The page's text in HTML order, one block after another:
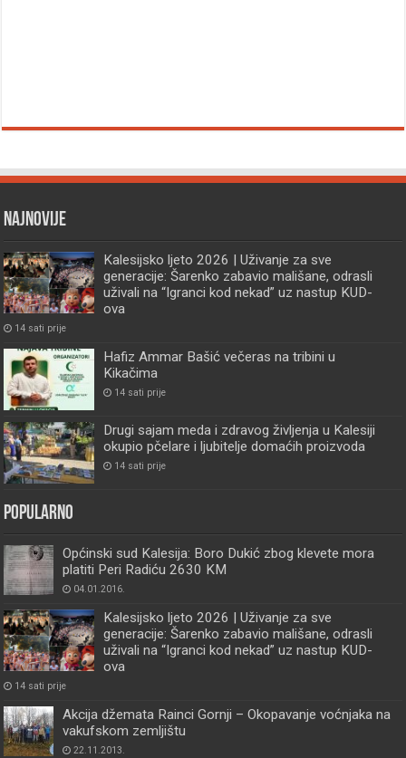
Najnovije
Kalesijsko ljeto 2026 | Uživanje za sve
generacije: Šarenko zabavio mališane, odrasli
uživali na “Igranci kod nekad” uz nastup KUD-
ova
14 sati prije
Hafiz Ammar Bašić večeras na tribini u
Kikačima
14 sati prije
Drugi sajam meda i zdravog življenja u Kalesiji
okupio pčelare i ljubitelje domaćih proizvoda
14 sati prije
Popularno
Općinski sud Kalesija: Boro Dukić zbog klevete mora
platiti Peri Radiću 2630 KM
04.01.2016.
Kalesijsko ljeto 2026 | Uživanje za sve
generacije: Šarenko zabavio mališane, odrasli
uživali na “Igranci kod nekad” uz nastup KUD-
ova
14 sati prije
Akcija džemata Rainci Gornji – Okopavanje voćnjaka na
vakufskom zemljištu
22.11.2013.